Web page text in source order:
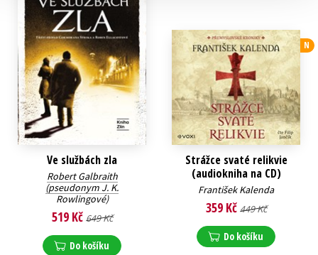
Ve službách zla
Robert Galbraith
(pseudonym J. K.
Rowlingové)
519 Kč 649 Kč
Do košíku
N
Strážce svaté relikvie
(audiokniha na CD)
František Kalenda
359 Kč 449 Kč
Do košíku